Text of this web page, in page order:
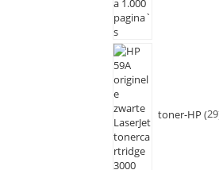
toner-HP 29